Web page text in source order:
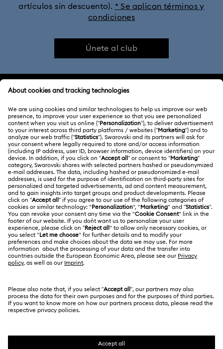
artículos sin descuento). * Se aplican términos y
condiciones
Únete al club
ATENCIÓN AL CLIENTE
Información general del servicio al cliente
Saldo de la tarjeta regalo
Estado de la reparación
Contacto
Guía de tamaños
Buscador de tiendas
ACERCA DE NOSOTROS
Acerca de Swarovski
Trabaja con nosotros
Alumni Community
Para profesionales
Mapa Web
Kristallwelten
CONDICIONES LEGALES
Condiciones De Uso
Terminos & Condiciones
Política De Privacidad
Pie De Imprenta
Otros países/regiones
English
Deutsch Español Français
SWAROVSKI® y el logotipo del cisne son marcas
comerciales registradas de Swarovski AG.